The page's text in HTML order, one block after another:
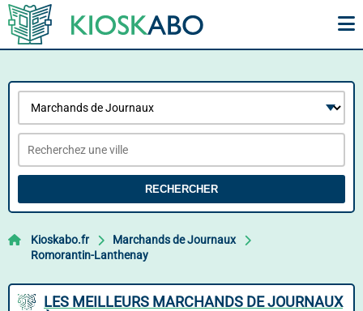
RECHERCHER
Kioskabo.fr
Marchands de Journaux
Romorantin-Lanthenay
LES MEILLEURS MARCHANDS DE JOURNAUX